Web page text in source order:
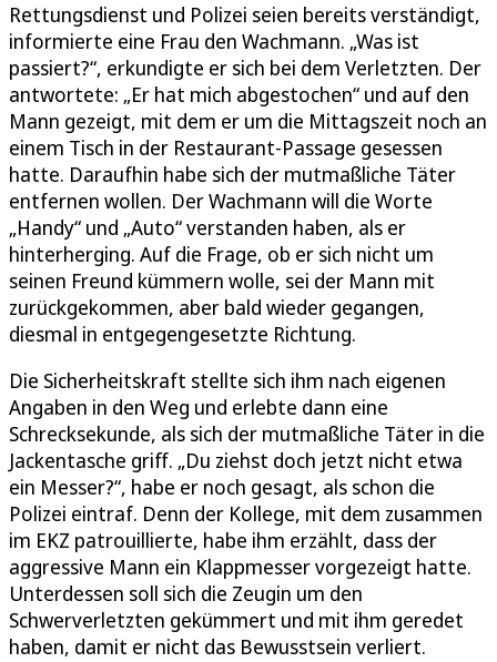
Rettungsdienst und Polizei seien bereits verständigt,
informierte eine Frau den Wachmann. „Was ist
passiert?“, erkundigte er sich bei dem Verletzten. Der
antwortete: „Er hat mich abgestochen“ und auf den
Mann gezeigt, mit dem er um die Mittagszeit noch an
einem Tisch in der Restaurant-Passage gesessen
hatte. Daraufhin habe sich der mutmaßliche Täter
entfernen wollen. Der Wachmann will die Worte
„Handy“ und „Auto“ verstanden haben, als er
hinterherging. Auf die Frage, ob er sich nicht um
seinen Freund kümmern wolle, sei der Mann mit
zurückgekommen, aber bald wieder gegangen,
diesmal in entgegengesetzte Richtung.
Die Sicherheitskraft stellte sich ihm nach eigenen
Angaben in den Weg und erlebte dann eine
Schrecksekunde, als sich der mutmaßliche Täter in die
Jackentasche griff. „Du ziehst doch jetzt nicht etwa
ein Messer?“, habe er noch gesagt, als schon die
Polizei eintraf. Denn der Kollege, mit dem zusammen
im EKZ patrouillierte, habe ihm erzählt, dass der
aggressive Mann ein Klappmesser vorgezeigt hatte.
Unterdessen soll sich die Zeugin um den
Schwerverletzten gekümmert und mit ihm geredet
haben, damit er nicht das Bewusstsein verliert.